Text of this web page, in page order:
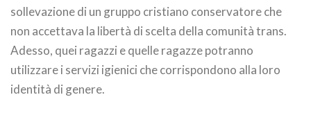
sollevazione di un gruppo cristiano conservatore che
non accettava la libertà di scelta della comunità trans.
Adesso, quei ragazzi e quelle ragazze potranno
utilizzare i servizi igienici che corrispondono alla loro
identità di genere.